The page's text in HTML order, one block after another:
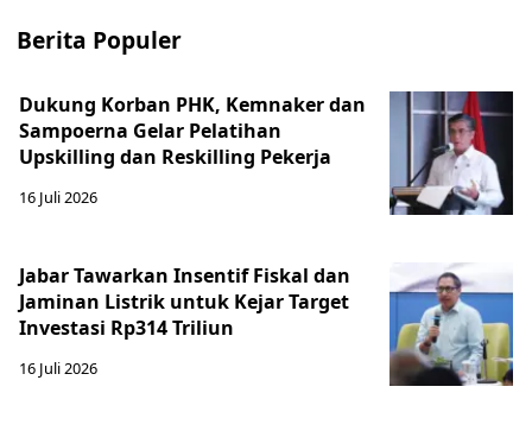
Berita Populer
Dukung Korban PHK, Kemnaker dan
Sampoerna Gelar Pelatihan
Upskilling dan Reskilling Pekerja
16 Juli 2026
Jabar Tawarkan Insentif Fiskal dan
Jaminan Listrik untuk Kejar Target
Investasi Rp314 Triliun
16 Juli 2026